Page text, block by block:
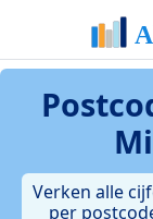
Verken alle
per